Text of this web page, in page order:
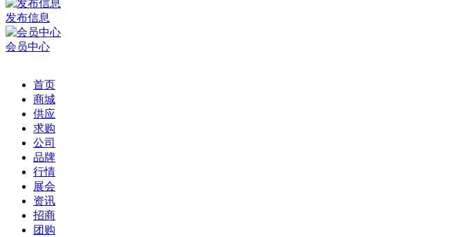
发布信息
会员中心
首页
商城
供应
求购
公司
品牌
行情
展会
资讯
招商
团购